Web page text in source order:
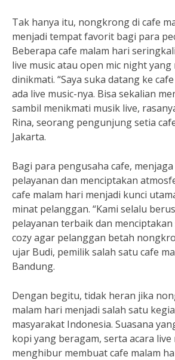
Tak hanya itu, nongkrong di cafe
menjadi tempat favorit bagi para
Beberapa cafe malam hari
live music atau open mic night
dinikmati. “Saya suka datang ke
ada live music-nya. Bisa sekalian
sambil menikmati musik live,
Rina, seorang pengunjung setia
Jakarta.
Bagi para pengusaha cafe,
pelayanan dan menciptakan
cafe malam hari menjadi kunci
minat pelanggan. “Kami selalu
pelayanan terbaik dan
cozy agar pelanggan betah
ujar Budi, pemilik salah satu cafe
Bandung.
Dengan begitu, tidak heran jika
malam hari menjadi salah satu
masyarakat Indonesia. Suasana
kopi yang beragam, serta acara live
menghibur membuat cafe malam